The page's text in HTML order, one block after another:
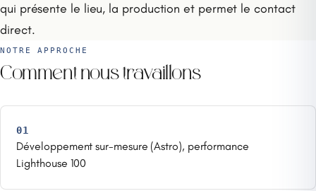
qui présente le lieu, la production et permet le contact
direct.
NOTRE APPROCHE
Comment nous travaillons
01
Développement sur-mesure (Astro), performance
Lighthouse 100